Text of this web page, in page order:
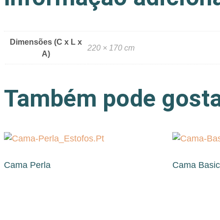
Dimensões (C x L x
A)
220 × 170 cm
Também pode
Cama Perla Cama Basic